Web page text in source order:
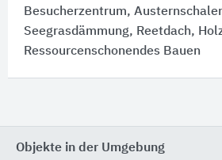
Besucherzentrum,
Seegrasdämmung, Reetdach,
Ressourcenschonendes Bauen
Objekte in der Umgebung